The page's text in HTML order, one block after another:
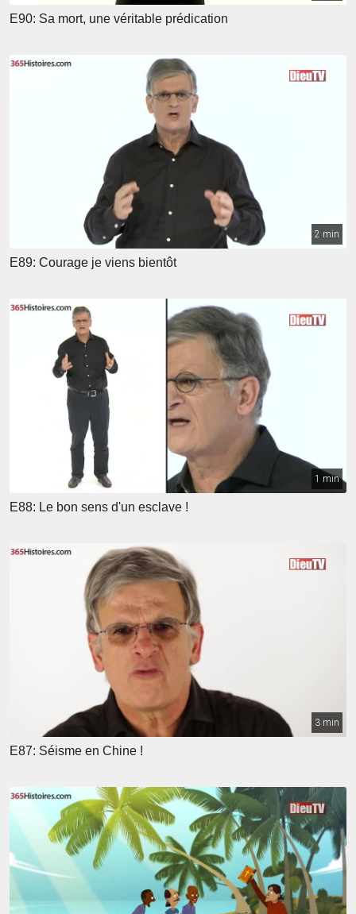
E90: Sa mort, une véritable prédication
2 min
E89: Courage je viens bientôt
1 min
E88: Le bon sens d'un esclave !
3 min
E87: Séisme en Chine !